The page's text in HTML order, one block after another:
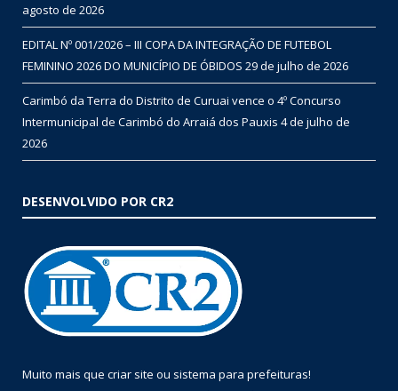
agosto de 2026
EDITAL Nº 001/2026 – III COPA DA INTEGRAÇÃO DE FUTEBOL
FEMININO 2026 DO MUNICÍPIO DE ÓBIDOS 29 de julho de 2026
Carimbó da Terra do Distrito de Curuai vence o 4º Concurso
Intermunicipal de Carimbó do Arraiá dos Pauxis 4 de julho de
2026
DESENVOLVIDO POR CR2
Muito mais que criar site ou sistema para prefeituras!